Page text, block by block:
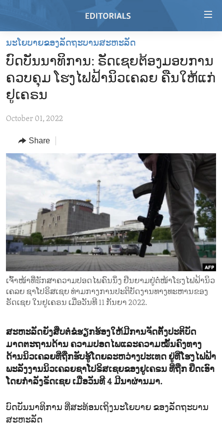
Skip
main
content
Skip
to
main
to
Search
HOME
RADIO
REGIONS
AMERICAS
ASIA
EUROPE
MIDDLE EAST
TOPICS
HUMAN RIGHTS
SECURITY AND DEFENSE
AID AND DEVELOPMENT
DEMOCRACY AND GOVERNANCE
ECONOMY AND TRADE
ENVIRONMENT AND HEALTH
IDEALS AND INSTITUTIONS
ARCHIVE
ABOUT US
ນະໂຍບາຍຂອງລັດຖະບານສະຫະລັດ
ບົດບັນນາທິການ: ຣັດເຊຍຕ້ອງມອບການ
ຄວບຄຸມ ໂຮງໄຟຟ້ານິວເຄລຍ ຄືນໃຫ້ແກ່
ຢູເຄຣນ
October 01, 2022
Share
ເຈົ້າ​ໜ້າ​ທີ່​ຮັກ​ສາ​ຄວາມ​ປອດ​ໄພ​ຄົນ​ນຶ່ງ ຢືນ​ຍາມ​ຢູ່​ຕໍ່​ໜ້າ​ໂຮງ​ໄຟ​ຟ້ານິວ​
ເຄ​ລຍ ​ຊາ​ໂປ​ຣິ​ສ​ເຊຍ ທ່າມ​ກາງ​ການ​ປະ​ຕິ​ບັດ​ງານ​ທາງ​ທະ​ຫານ​ຂອງ​
ຣັດ​ເຊຍ ໃນ​ຢູ​ເຄ​ຣນ ເມື່ອ​ວັນ​ທີ 11 ກັນ​ຍາ 2022.
ສະຫະລັດຍັງສືບຕໍ່ຂໍຮຽກຮ້ອງໃຫ້ມີການຈັດຕັ້ງປະຕິບັດ
ມາດຕະຖານດ້ານ ຄວາມປອດໄພແລະຄວາມໝັ້ນຄົງທາງ
ດ້ານນິວເຄລຍທີ່ຖືກຮັບຮູ້ໂດຍລະຫວ່າງປະເທດ ຢູ່ທີ່ໂຮງໄຟຟ້າ
ພະລັງງານນິວເຄລຍຊາໂປຣິສເຊຍຂອງຢູເຄຣນ ທີ່ຖືກ ຢຶດເອົາ
ໂດຍກຳລັງຣັດເຊຍ ເມື່ອວັນທີ 4 ມີນາຜ່ານມາ.
ບົດບັນນາທິການ ທີ່ສະທ້ອນເຖິງນະໂຍບາຍ ຂອງລັດຖະບານ
ສະຫະລັດ